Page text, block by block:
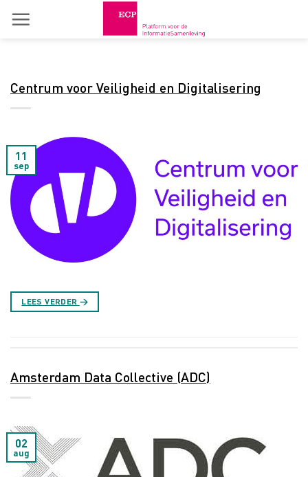
Centrum voor Veiligheid en Digitalisering
11
sep
LEES VERDER →
Amsterdam Data Collective (ADC)
02
aug